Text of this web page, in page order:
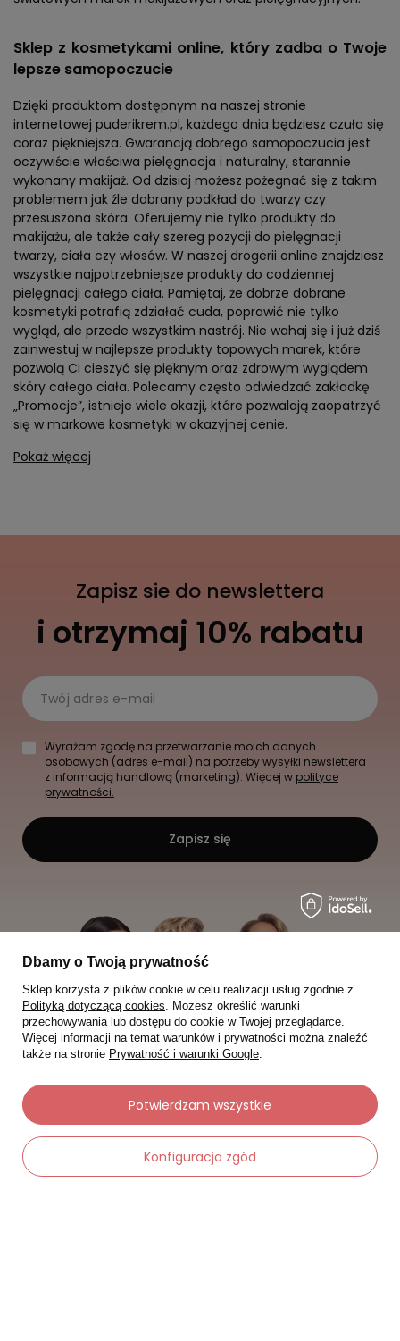
Sklep z kosmetykami online, który zadba o Twoje
lepsze samopoczucie
Dzięki produktom dostępnym na naszej stronie
internetowej puderikrem.pl, każdego dnia będziesz czuła się
coraz piękniejsza. Gwarancją dobrego samopoczucia jest
oczywiście właściwa pielęgnacja i naturalny, starannie
wykonany makijaż. Od dzisiaj możesz pożegnać się z takim
problemem jak źle dobrany podkład do twarzy czy
przesuszona skóra. Oferujemy nie tylko produkty do
makijażu, ale także cały szereg pozycji do pielęgnacji
twarzy, ciała czy włosów. W naszej drogerii online znajdziesz
wszystkie najpotrzebniejsze produkty do codziennej
pielęgnacji całego ciała. Pamiętaj, że dobrze dobrane
kosmetyki potrafią zdziałać cuda, poprawić nie tylko
wygląd, ale przede wszystkim nastrój. Nie wahaj się i już dziś
zainwestuj w najlepsze produkty topowych marek, które
pozwolą Ci cieszyć się pięknym oraz zdrowym wyglądem
skóry całego ciała. Polecamy często odwiedzać zakładkę
„Promocje”, istnieje wiele okazji, które pozwalają zaopatrzyć
się w markowe kosmetyki w okazyjnej cenie.
Pokaż więcej
Zapisz sie do newslettera
i otrzymaj 10% rabatu
Twój adres e-mail
Wyrażam zgodę na przetwarzanie moich danych
osobowych (adres e-mail) na potrzeby wysyłki newslettera
z informacją handlową (marketing). Więcej w polityce
prywatności.
Zapisz się
Moje zamówienia
Dbamy o Twoją prywatność
Sklep korzysta z plików cookie w celu realizacji usług zgodnie z
Polityką dotyczącą cookies. Możesz określić warunki
przechowywania lub dostępu do cookie w Twojej przeglądarce.
Więcej informacji na temat warunków i prywatności można znaleźć
także na stronie Prywatność i warunki Google.
Konfiguracja zgód
Potwierdzam wszystkie